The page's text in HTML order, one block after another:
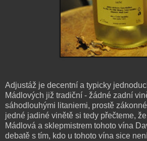
Adjustáž je decentní a typicky
Mádlových již tradiční - žádné zadní
sáhodlouhými litaniemi, prostě
jedné jadiné vinětě si tedy přečteme,
Mádlová a sklepmistrem tohoto vína
debatě s tím, kdo u tohoto vína sice